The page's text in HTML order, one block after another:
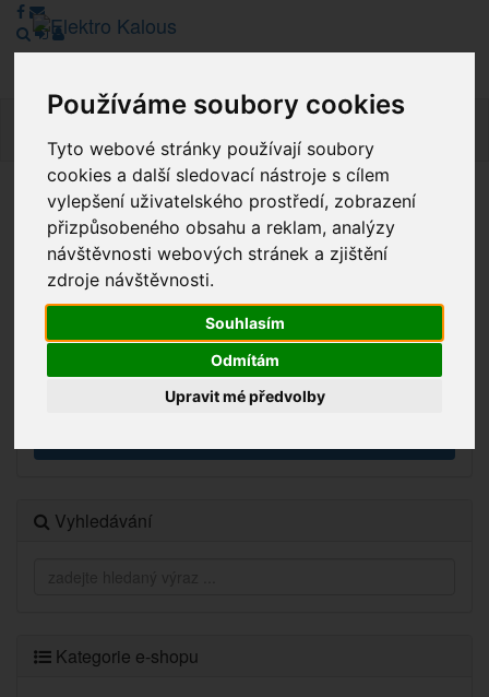
Používáme soubory cookies
Tyto webové stránky používají soubory
cookies a další sledovací nástroje s cílem
vylepšení uživatelského prostředí, zobrazení
přizpůsobeného obsahu a reklam, analýzy
návštěvnosti webových stránek a zjištění
zdroje návštěvnosti.
Souhlasím
Odmítám
Upravit mé předvolby
Vážení zákazníci, v tuto chvíli je Náš internetový obchod v
režimu Katalogu. Objednávky on-line nyní nelze vyřídit.
Děkujeme za pochopení.
Výprodej
Vyhledávání
Kategorie e-shopu